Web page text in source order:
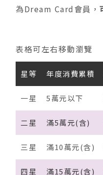
為Dream Card會員，
表格可左右移動瀏覽
星等 年度消費累積
一星 5萬元以下
二星 滿5萬元(含)
三星 滿10萬元(含)
四星 滿15萬元(含)